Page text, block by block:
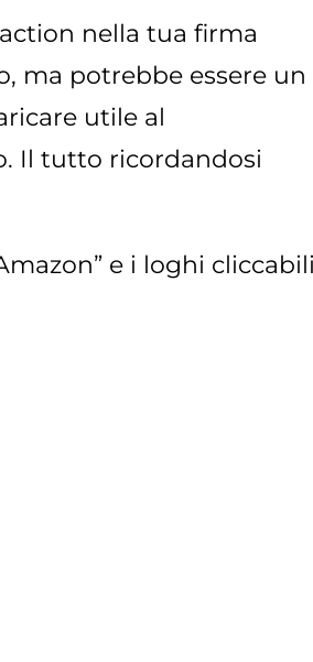
nella tua firma
ma potrebbe essere un
utile al
Il tutto ricordandosi
e i loghi cliccabili